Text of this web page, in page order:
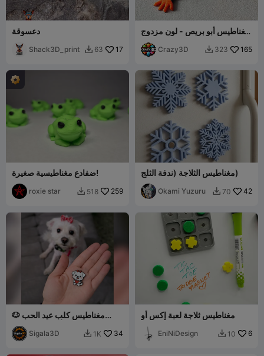
دعسوقة
Shack3D_print  63 17
مغناطيس أبو بريص - لون مزدوج
وبثق واحد
Crazy3D  323 165
ضفادع مغناطيسية صغيرة!
roxie star  518 259
مغناطيس الثلاجة (ندفة الثلج)
Okami Yuzuru  70 42
🐶 مغناطيس كلب عيد الحب
Sigala3D  1K 34
مغناطيس ثلاجة لعبة إكس أو
EniNiDesign  10 6